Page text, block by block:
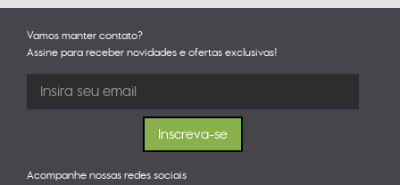
Vamos manter contato?
Assine para receber novidades e ofertas exclusivas!
Acompanhe nossas redes sociais